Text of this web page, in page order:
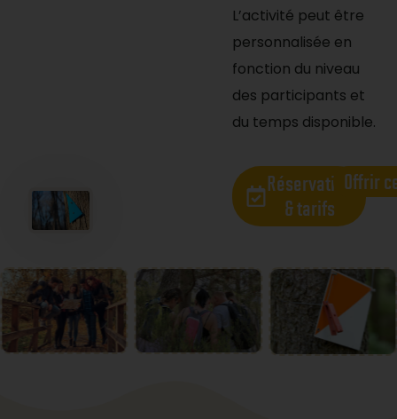
L’activité peut être
personnalisée en
fonction du niveau
des participants et
du temps disponible.
Réservation
& tarifs
Offrir